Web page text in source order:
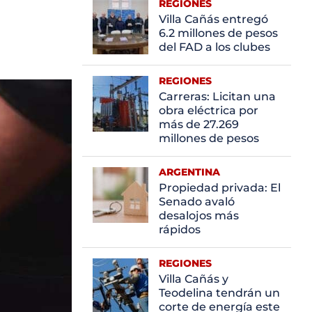
REGIONES
Villa Cañás entregó
6.2 millones de pesos
del FAD a los clubes
REGIONES
Carreras: Licitan una
obra eléctrica por
más de 27.269
millones de pesos
ARGENTINA
Propiedad privada: El
Senado avaló
desalojos más
rápidos
REGIONES
Villa Cañás y
Teodelina tendrán un
corte de energía este